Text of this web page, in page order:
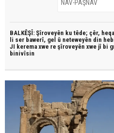
BALKÊŞÎ: Şîroveyên ku têde; çêr,
li ser bawerî, gel û neteweyên din
JI kerema xwe re şîroveyên xwe jî bi
binivîsin